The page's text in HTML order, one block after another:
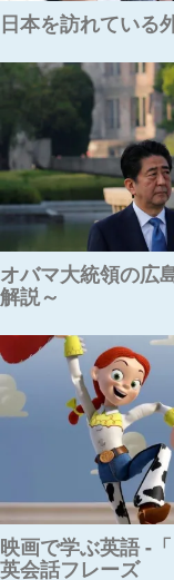
日本を訪れている
オバマ大統領の広
解説～
映画で学ぶ英語 -
英会話フレーズ